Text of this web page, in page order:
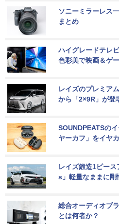
ソニーミラーレス
まとめ
ハイグレードテレ
色彩美で映画＆ゲ
レイズのプレミア
から「2×9R」が登
SOUNDPEATSの
ヤーカフ」をイヤ
レイズ鍛造1ピー
s」軽量なままに剛
総合オーディオブ
とは何者か？